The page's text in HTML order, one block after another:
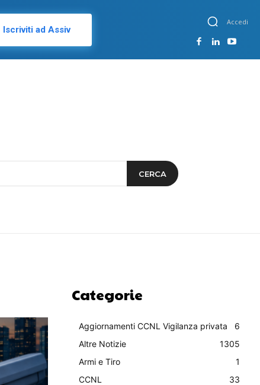
Iscriviti ad Assiv
Accedi
CERCA
Categorie
Aggiornamenti CCNL Vigilanza privata
6
Altre Notizie
1305
Armi e Tiro
1
CCNL
33